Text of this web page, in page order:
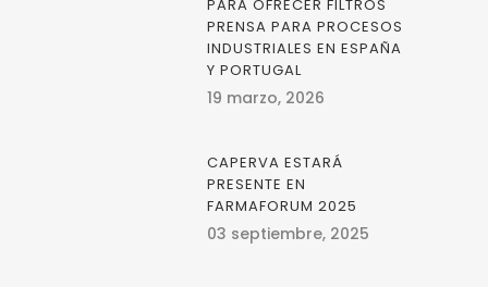
PARA OFRECER FILTROS
PRENSA PARA PROCESOS
INDUSTRIALES EN ESPAÑA
Y PORTUGAL
19 marzo, 2026
CAPERVA ESTARÁ
PRESENTE EN
FARMAFORUM 2025
03 septiembre, 2025